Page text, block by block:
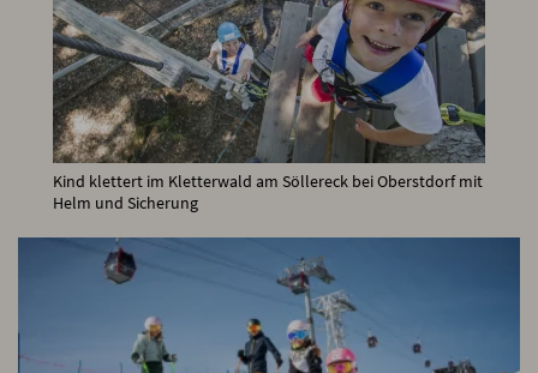
Kind klettert im Kletterwald am Söllereck bei Oberstdorf mit
Helm und Sicherung